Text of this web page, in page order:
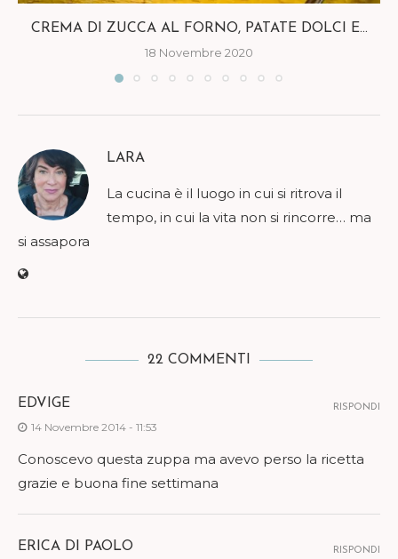
CREMA DI ZUCCA AL FORNO, PATATE DOLCI E...
18 Novembre 2020
LARA
La cucina è il luogo in cui si ritrova il
tempo, in cui la vita non si rincorre… ma
si assapora
22 COMMENTI
EDVIGE
14 Novembre 2014 - 11:53
Conoscevo questa zuppa ma avevo perso la ricetta
grazie e buona fine settimana
RISPONDI
ERICA DI PAOLO RISPONDI